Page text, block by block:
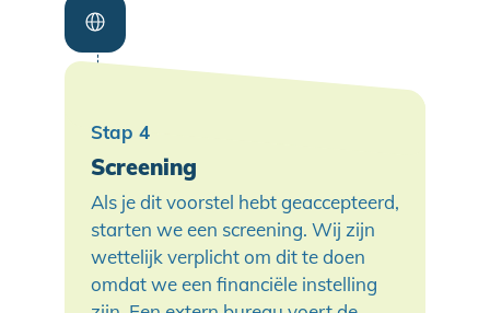
Screening
Als je dit voorstel hebt geaccepteerd,
starten we een screening. Wij zijn
wettelijk verplicht om dit te doen
omdat we een financiële instelling